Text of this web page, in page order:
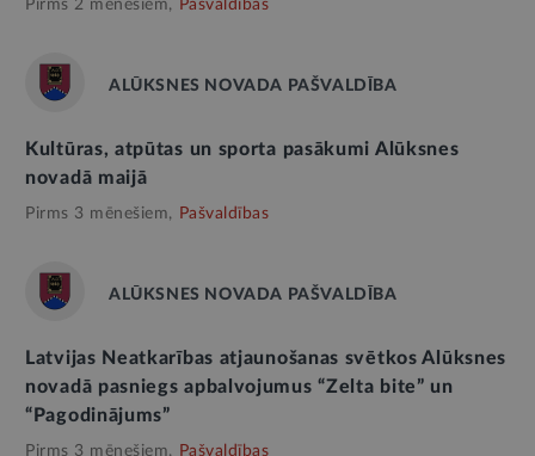
Pirms 2 mēnešiem, Pašvaldības
ALŪKSNES NOVADA PAŠVALDĪBA
Kultūras, atpūtas un sporta pasākumi Alūksnes
novadā maijā
Pirms 3 mēnešiem, Pašvaldības
ALŪKSNES NOVADA PAŠVALDĪBA
Latvijas Neatkarības atjaunošanas svētkos Alūksnes
novadā pasniegs apbalvojumus “Zelta bite” un
“Pagodinājums”
Pirms 3 mēnešiem, Pašvaldības